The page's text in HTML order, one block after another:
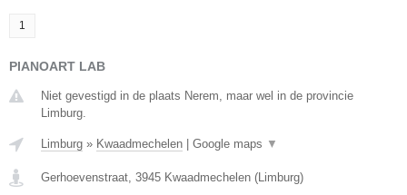
1
PIANOART LAB
Niet gevestigd in de plaats Nerem, maar wel in de provincie
Limburg.
Limburg » Kwaadmechelen Google maps ▼
Gerhoevenstraat, 3945 Kwaadmechelen (Limburg)